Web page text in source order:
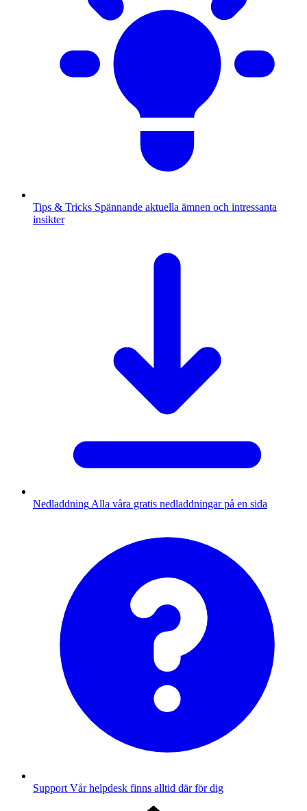
Tips & Tricks Spännande aktuella ämnen och intressanta
insikter
Nedladdning Alla våra gratis nedladdningar på en sida
Support Vår helpdesk finns alltid där för dig